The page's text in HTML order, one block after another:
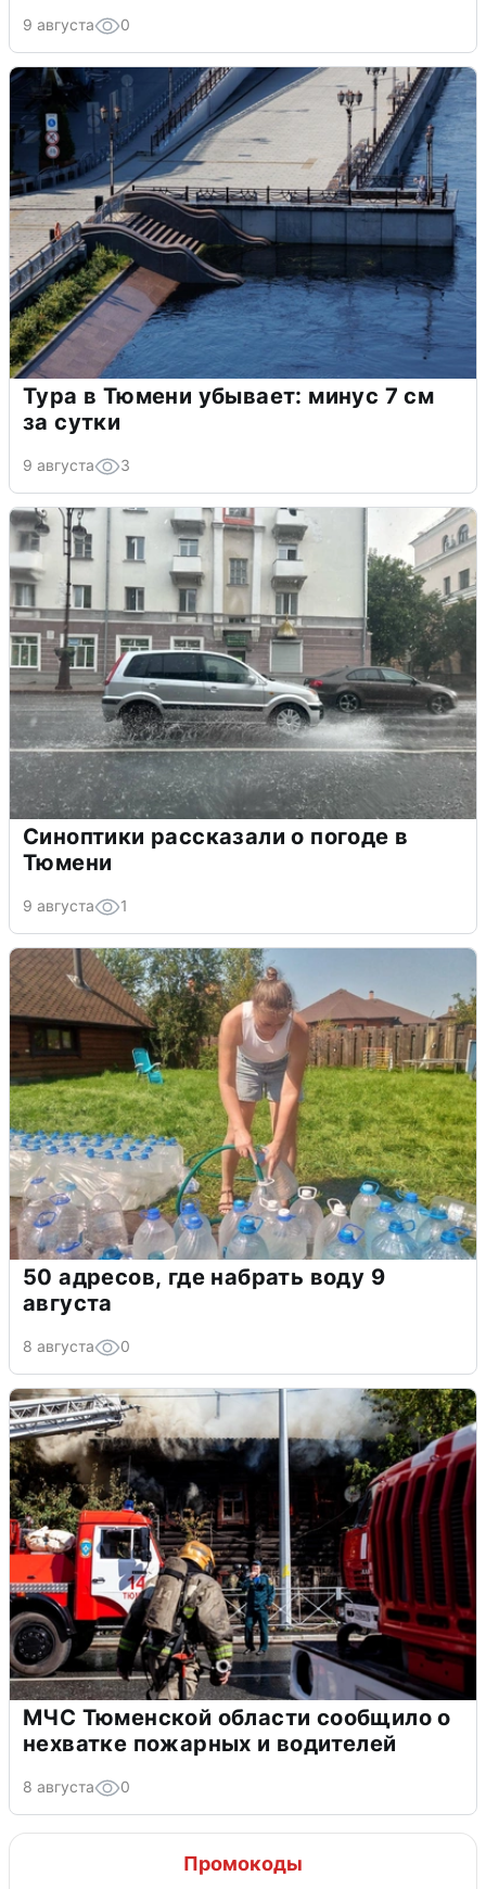
9 августа 0
Тура в Тюмени убывает: минус 7 см
за сутки
9 августа 3
Синоптики рассказали о погоде в
Тюмени
9 августа 1
50 адресов, где набрать воду 9
августа
8 августа 0
МЧС Тюменской области сообщило о
нехватке пожарных и водителей
8 августа 0
Промокоды